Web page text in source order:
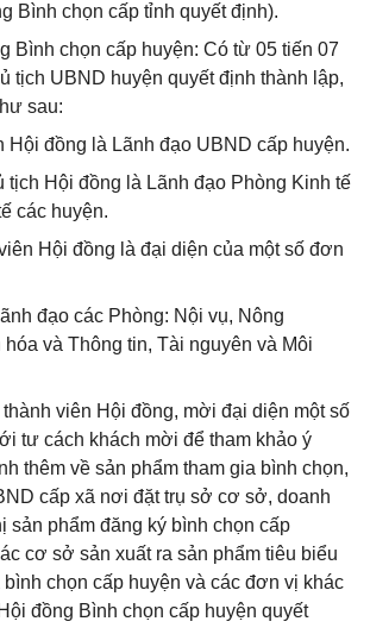
Bình chọn cấp tỉnh quyết định).
Bình chọn cấp huyện: Có từ 05 tiến 07
tịch UBND huyện quyết định thành lập,
sau:
Hội đồng là Lãnh đạo UBND cấp huyện.
tịch Hội đồng là Lãnh đạo Phòng Kinh tế
các huyện.
Hội đồng là đại diện của một số đơn
đạo các Phòng: Nội vụ, Nông
hóa và Thông tin, Tài nguyên và Môi
thành viên Hội đồng, mời đại diện một số
tư cách khách mời để tham khảo ý
thêm về sản phẩm tham gia bình chọn,
cấp xã nơi đặt trụ sở cơ sở, doanh
sản phẩm đăng ký bình chọn cấp
cơ sở sản xuất ra sản phẩm tiêu biểu
chọn cấp huyện và các đơn vị khác
đồng Bình chọn cấp huyện quyết